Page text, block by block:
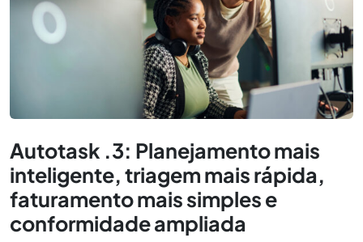
Autotask .3: Planejamento mais
inteligente, triagem mais rápida,
faturamento mais simples e
conformidade ampliada